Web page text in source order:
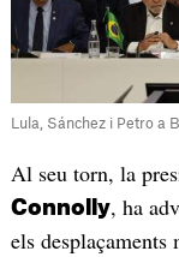
Lula, Sánchez i Petro a
Al seu torn, la
Connolly, ha
els